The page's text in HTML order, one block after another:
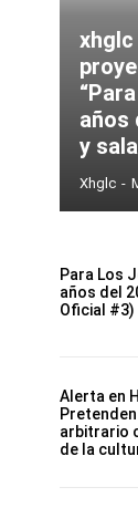
xhglc
años
y
Xhglc -
Para Los
años del
Oficial #3)
Alerta en
arbitrario
de la